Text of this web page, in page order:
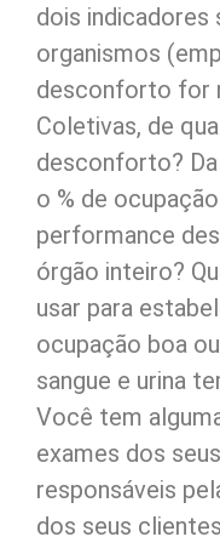
dois indicadores
organismos
desconforto for
Coletivas, de
desconforto?
o % de
performance
órgão inteiro?
usar para
ocupação boa
sangue e urina
Você tem
exames dos
responsáveis
dos seus